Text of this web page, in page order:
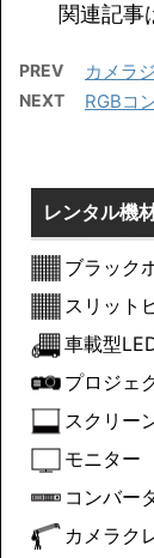
関連記事
PREV カメラ
NEXT RGBコ
レンタル機
ブラック
スリット
車載型
プロジェ
スクリー
モニター
コンバー
カメラク